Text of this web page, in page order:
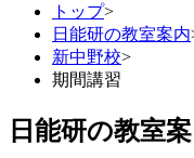
トップ>
日能研の教室案内
新中野校>
期間講習
日能研の教室